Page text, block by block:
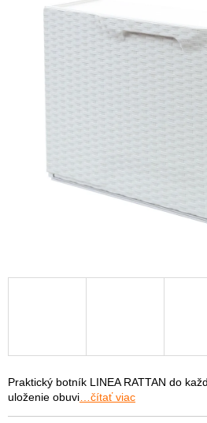
Praktický botník LINEA RATTAN do
uloženie obuvi …čítať viac